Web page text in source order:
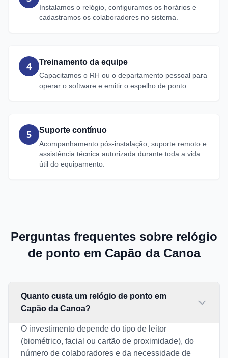
Instalamos o relógio, configuramos os horários e
cadastramos os colaboradores no sistema.
4 Treinamento da equipe
Capacitamos o RH ou o departamento pessoal para
operar o software e emitir o espelho de ponto.
5 Suporte contínuo
Acompanhamento pós-instalação, suporte remoto e
assistência técnica autorizada durante toda a vida
útil do equipamento.
Perguntas frequentes sobre relógio
de ponto em Capão da Canoa
Quanto custa um relógio de ponto em
Capão da Canoa?
O investimento depende do tipo de leitor
(biométrico, facial ou cartão de proximidade), do
número de colaboradores e da necessidade de